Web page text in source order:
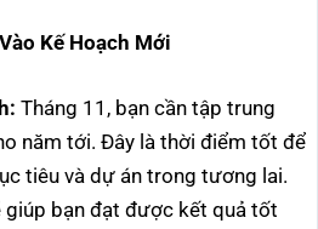
Kế Hoạch Mới
Tháng 11, bạn cần tập trung
năm tới. Đây là thời điểm tốt để
tiêu và dự án trong tương lai.
giúp bạn đạt được kết quả tốt